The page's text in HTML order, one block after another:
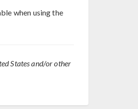
when using the
States and/or other